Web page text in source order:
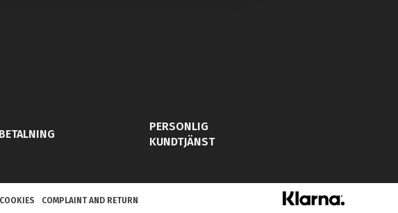
PERSONLIG
KUNDTJÄNST
COOKIES COMPLAINT AND RETURN